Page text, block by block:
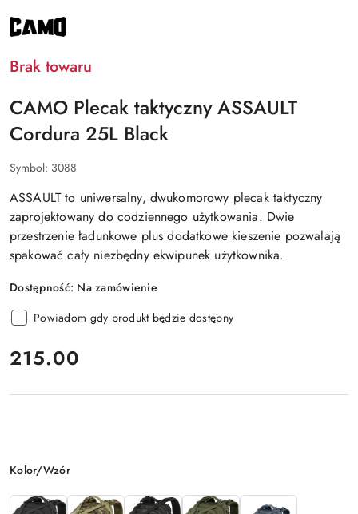
NAZWA
PRODUCENTA:
Brak towaru
CAMO Plecak taktyczny ASSAULT
Cordura 25L Black
Symbol: 3088
ASSAULTto uniwersalny, dwukomorowy plecak taktyczny
zaprojektowany do codziennego użytkowania. Dwie
przestrzenie ładunkowe plus dodatkowe kieszenie pozwalają
spakować cały niezbędny ekwipunek użytkownika.
Dostępność: Na zamówienie
Powiadom gdy produkt będzie dostępny
cena:
215.00
Wariant
Kolor/Wzór